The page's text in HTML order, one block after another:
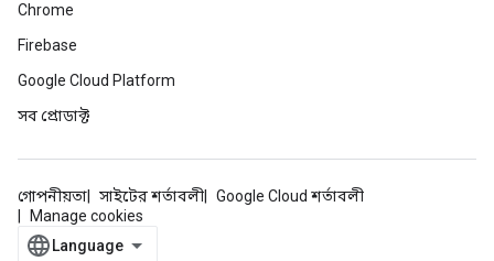
Chrome
Firebase
Google Cloud Platform
সব প্রোডাক্ট
গোপনীয়তা সাইটের শর্তাবলী
Google Cloud শর্তাবলী
Manage cookies